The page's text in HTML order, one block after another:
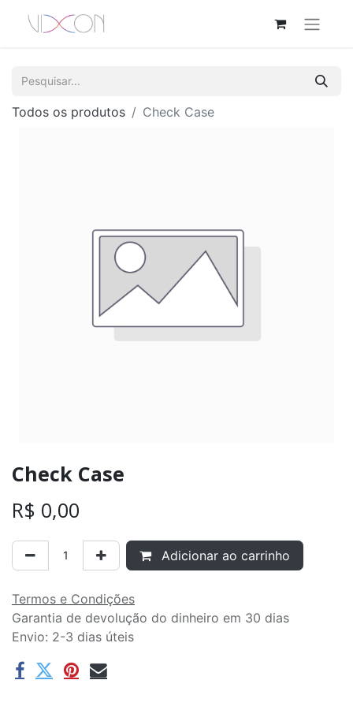
Todos os produtos Check Case
Check Case
R$ 0,00
Adicionar ao carrinho
Termos e Condições
Garantia de devolução do dinheiro em 30 dias
Envio: 2-3 dias úteis